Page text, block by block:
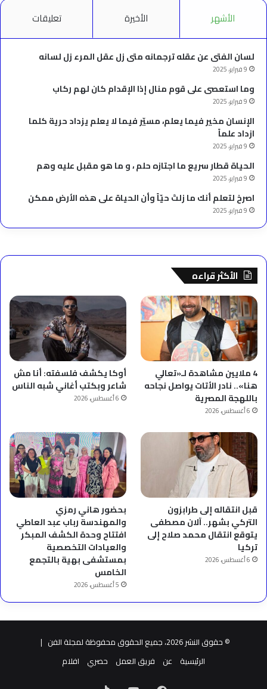
الأشهر الأخيرة تعليقات
لسان الفتى عن عقله ترجمانه متى زل عقل المرء زل لسانه
9 فبراير، 2025
وما استعصى على قوم منال إذا الإقدام كان لهم ركاب
9 فبراير، 2025
الإنسان مخير فيما يعلم، مسيّر فيما لا يعلم يزداد حرية كلما
ازداد علماً
9 فبراير، 2025
الحياة قطار سريع ما اجتازه حلم ، و ما هو مقبل عليه وهم
9 فبراير، 2025
‫اصرخ لتعلم أنك ما زلتَ حيّاً وأن الحياة على هذه الأرض ممكن
9 فبراير، 2025
الأكثر قراءه
4 ملايين مشاهدة لـ«تعالي
هنا».. نادر الأتات يواصل نجاحه
باللهجة المصرية
6 أغسطس، 2026
أوكا يكشف فلسفته: أنا مش
شاعر وبكتب أغاني شبه الناس
6 أغسطس، 2026
قبل انتقاله إلى طرابزون
التركي بشهر.. آلان مصطفى
يتوقع انتقال محمد صلاح إلى
تركيا
6 أغسطس، 2026
بحضور هاني رمزي
والمهندسة رباب عبد العاطي
افتتاح وحدة الكشف المبكر
والعيادات التخصصية
بمستشفى بهية بالتجمع
الخامس
5 أغسطس، 2026
© حقوق النشر 2026، جميع الحقوق محفوظة لمجلة الفن |
الرئيسية
عن فريق العمل حصري افلام